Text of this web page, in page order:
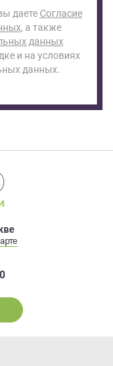
даете Согласие
, а также
данных
и на условиях
данных.